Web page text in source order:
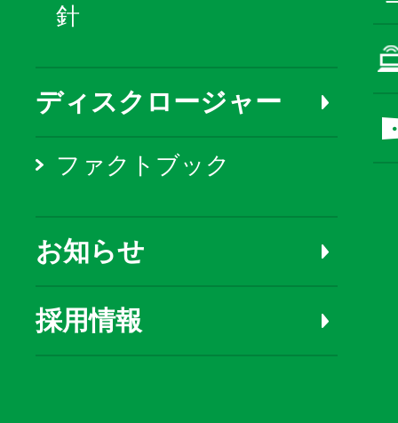
針
ディスクロージャー
ファクトブック
お知らせ
採用情報